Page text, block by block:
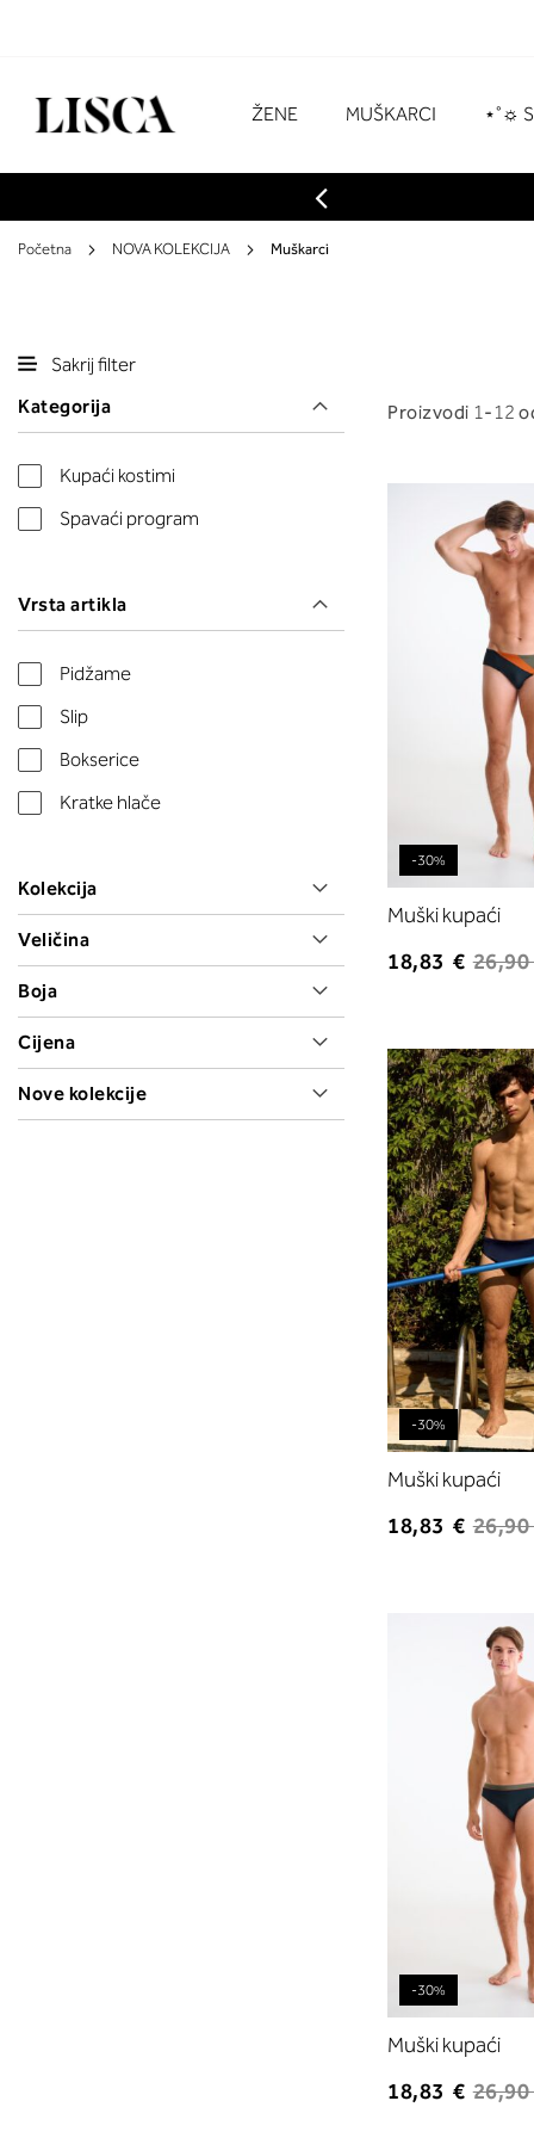
ŽENE MUŠKARCI ⋆˚☼
Početna NOVA KOLEKCIJA Muškarci
Sakrij filter
Proizvodi 1- 12
-30%
Muški kupaći
18,83 €
-30%
Muški kupaći
18,83 €
-30%
Muški kupaći
18,83 €
Kategorija
Kupaći kostimi
Spavaći program
Vrsta artikla
Pidžame
Slip
Bokserice
Kratke hlače
Kolekcija
Veličina
Boja
Cijena
Nove kolekcije